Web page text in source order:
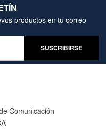
productos en tu correo
Comunicación